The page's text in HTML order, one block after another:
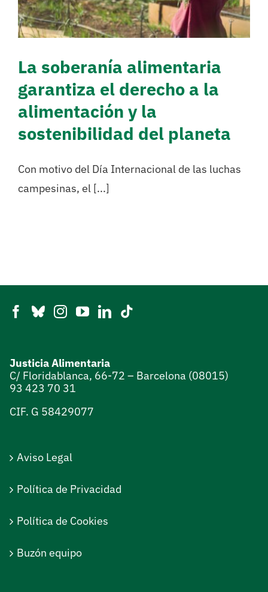
Cooperación Soberanía Alimentaria
La soberanía alimentaria
garantiza el derecho a la
alimentación y la
sostenibilidad del planeta
Con motivo del Día Internacional de las luchas
campesinas, el [...]
Justicia Alimentaria
C/ Floridablanca, 66-72 – Barcelona (08015)
93 423 70 31
CIF. G 58429077
Aviso Legal
Política de Privacidad
Política de Cookies
Buzón equipo